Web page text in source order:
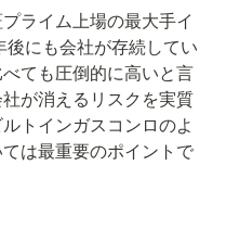
ライム上場の最大手イ
にも会社が存続してい
ても圧倒的に高いと言
が消えるリスクを実質
トインガスコンロのよ
は最重要のポイントで